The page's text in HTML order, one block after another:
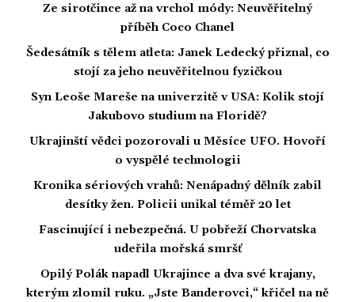
Ze sirotčince až na vrchol módy: Neuvěřitelný
příběh Coco Chanel
Šedesátník s tělem atleta: Janek Ledecký přiznal, co
stojí za jeho neuvěřitelnou fyzičkou
Syn Leoše Mareše na univerzitě v USA: Kolik stojí
Jakubovo studium na Floridě?
Ukrajinští vědci pozorovali u Měsíce UFO. Hovoří
o vyspělé technologii
Kronika sériových vrahů: Nenápadný dělník zabil
desítky žen. Policii unikal téměř 20 let
Fascinující i nebezpečná. U pobřeží Chorvatska
udeřila mořská smršť
Opilý Polák napadl Ukrajince a dva své krajany,
kterým zlomil ruku. „Jste Banderovci,“ křičel na ně